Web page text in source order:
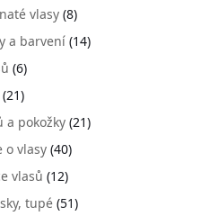
vlasy (8)
a barvení (14)
(6)
(21)
a pokožky (21)
o vlasy (40)
vlasů (12)
tupé (51)